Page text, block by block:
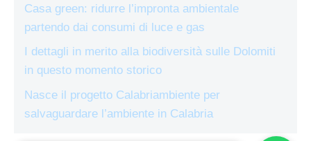
Casa green: ridurre l’impronta ambientale
partendo dai consumi di luce e gas
I dettagli in merito alla biodiversità sulle Dolomiti
in questo momento storico
Nasce il progetto Calabriambiente per
salvaguardare l’ambiente in Calabria